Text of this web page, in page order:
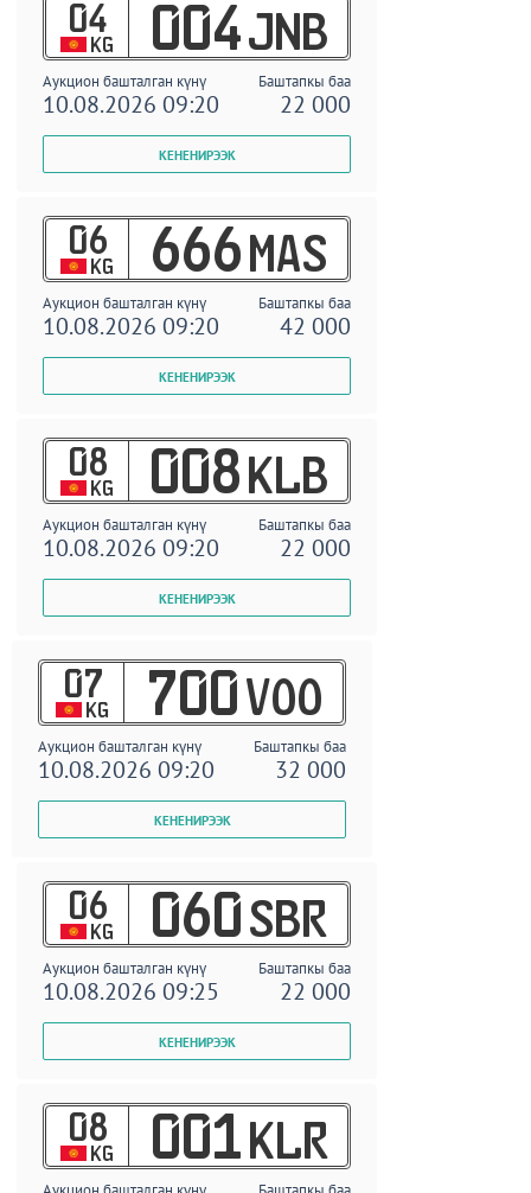
04
KG 004 JNB
Аукцион башталган күнү Баштапкы баа
10.08.2026 09:20 22 000
06
KG 666 MAS
Аукцион башталган күнү Баштапкы баа
10.08.2026 09:20 42 000
08
KG 008 KLB
Аукцион башталган күнү Баштапкы баа
10.08.2026 09:20 22 000
07
KG 700 VOO
Аукцион башталган күнү Баштапкы баа
10.08.2026 09:20 32 000
06
KG 060 SBR
Аукцион башталган күнү Баштапкы баа
10.08.2026 09:25 22 000
08
KG 001 KLR